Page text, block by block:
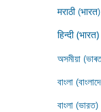
मराठी (भारत)
हिन्दी (भारत)
অসমীয়া
বাংলা
বাংলা (ভারত)